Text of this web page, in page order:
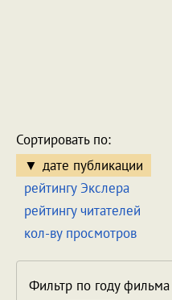
Сортировать по:
дате публикации
рейтингу Экслера
рейтингу читателей
кол-ву просмотров
Фильтр по году фильма